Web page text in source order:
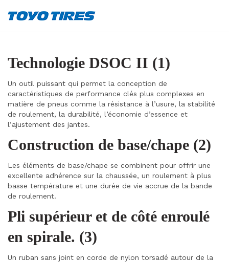
Technologie DSOC II (1)
Un outil puissant qui permet la conception de
caractéristiques de performance clés plus complexes en
matière de pneus comme la résistance à l’usure, la stabilité
de roulement, la durabilité, l’économie d’essence et
l’ajustement des jantes.
Construction de base/chape (2)
Les éléments de base/chape se combinent pour offrir une
excellente adhérence sur la chaussée, un roulement à plus
basse température et une durée de vie accrue de la bande
de roulement.
Pli supérieur et de côté enroulé
en spirale. (3)
Un ruban sans joint en corde de nylon torsadé autour de la